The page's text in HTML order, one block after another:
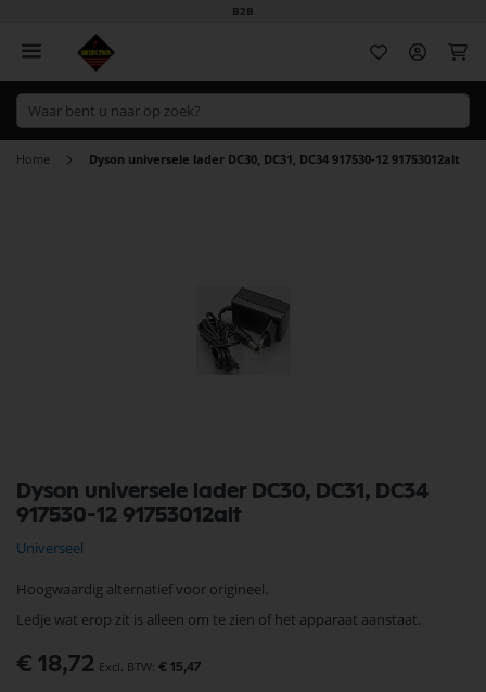
B2B
Home Dyson universele lader DC30, DC31, DC34 917530-12 91753012alt
Dyson universele lader DC30, DC31, DC34
917530-12 91753012alt
Universeel
Hoogwaardig alternatief voor origineel.
Ledje wat erop zit is alleen om te zien of het apparaat aanstaat.
€ 18,72 € 15,47
naar
het
van
afbeeldingen-
gallerij